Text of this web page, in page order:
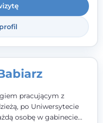
pracującym z
po Uniwersytecie
osobę w gabinecie